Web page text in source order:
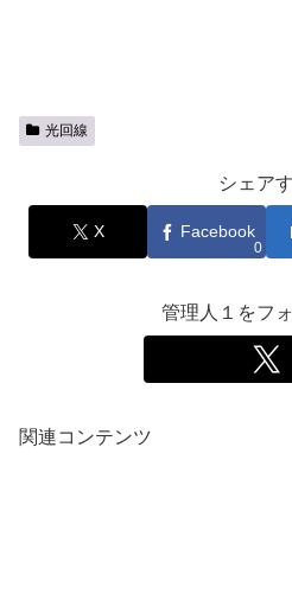
光回線
シェア
X Facebook
0
管理人１をフ
関連コンテンツ